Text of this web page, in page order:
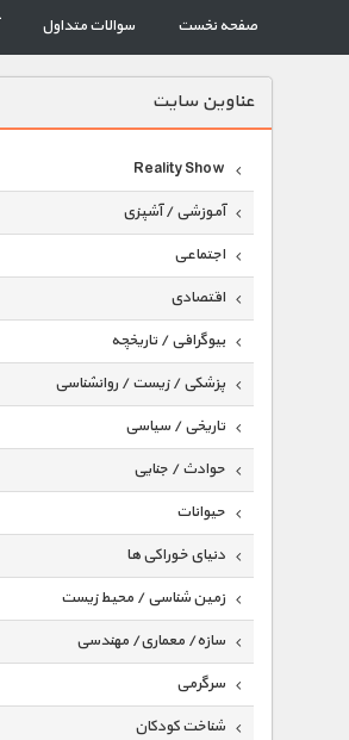
صفحه نخست سوالات متداول
عناوين سايت
Reality Show
آموزشی / آشپزی
اجتماعی
اقتصادی
بیوگرافی / تاریخچه
پزشکی / زیست / روانشناسی
تاریخی / سیاسی
حوادث / جنایی
حیوانات
دنیای خوراکی ها
زمین شناسی / محیط زیست
سازه/ معماری/ مهندسی
سرگرمی
شناخت کودکان